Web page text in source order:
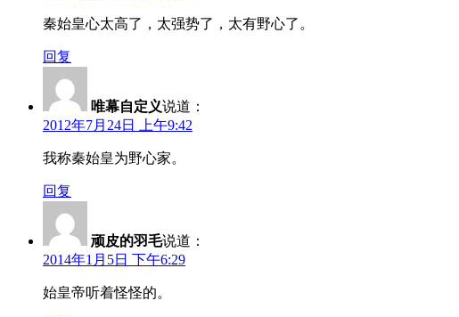
秦始皇心太高了，太强势了，太有野心了。
回复
唯幕自定义说道：
2012年7月24日 上午9:42
我称秦始皇为野心家。
回复
顽皮的羽毛说道：
2014年1月5日 下午6:29
始皇帝听着怪怪的。